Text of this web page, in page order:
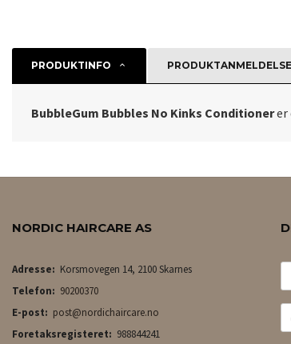
PRODUKTINFO
BubbleGum Bubbles No Kinks Conditionerer
NORDIC HAIRCARE AS
Adresse: Korsmovegen 14, 2100 Skarnes
Telefon: 90200370
E-post: post@nordichaircare.no
Foretaksregisteret: 988844241